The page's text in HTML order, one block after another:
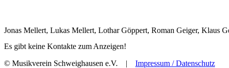
Jonas Mellert, Lukas Mellert, Lothar Göppert, Roman Geiger, Klaus
Es gibt keine Kontakte zum Anzeigen!
© Musikverein Schweighausen e.V. | Impressum / Datenschutz